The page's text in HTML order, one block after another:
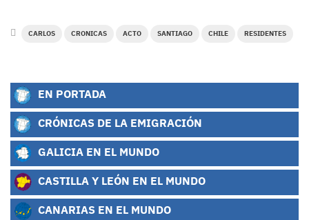
CARLOS CRONICAS ACTO SANTIAGO CHILE RESIDENTES
EN PORTADA
CRÓNICAS DE LA EMIGRACIÓN
GALICIA EN EL MUNDO
CASTILLA Y LEÓN EN EL MUNDO
CANARIAS EN EL MUNDO